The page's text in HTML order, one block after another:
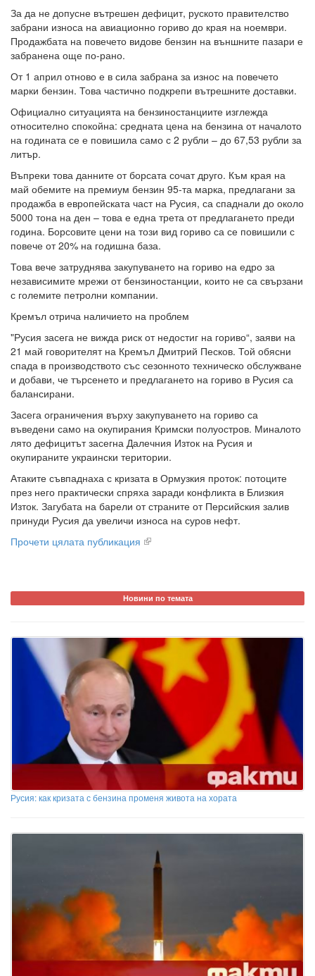
За да не допусне вътрешен дефицит, руското правителство
забрани износа на авиационно гориво до края на ноември.
Продажбата на повечето видове бензин на външните пазари е
забранена още по-рано.
От 1 април отново е в сила забрана за износ на повечето
марки бензин. Това частично подкрепи вътрешните доставки.
Официално ситуацията на бензиностанциите изглежда
относително спокойна: средната цена на бензина от началото
на годината се е повишила само с 2 рубли – до 67,53 рубли за
литър.
Въпреки това данните от борсата сочат друго. Към края на
май обемите на премиум бензин 95-та марка, предлагани за
продажба в европейската част на Русия, са спаднали до около
5000 тона на ден – това е една трета от предлагането преди
година. Борсовите цени на този вид гориво са се повишили с
повече от 20% на годишна база.
Това вече затруднява закупуването на гориво на едро за
независимите мрежи от бензиностанции, които не са свързани
с големите петролни компании.
Кремъл отрича наличието на проблем
"Русия засега не вижда риск от недостиг на гориво“, заяви на
21 май говорителят на Кремъл Дмитрий Песков. Той обясни
спада в производството със сезонното техническо обслужване
и добави, че търсенето и предлагането на гориво в Русия са
балансирани.
Засега ограничения върху закупуването на гориво са
въведени само на окупирания Кримски полуостров. Миналото
лято дефицитът засегна Далечния Изток на Русия и
окупираните украински територии.
Атаките съвпаднаха с кризата в Ормузкия проток: потоците
през него практически спряха заради конфликта в Близкия
Изток. Загубата на барели от страните от Персийския залив
принуди Русия да увеличи износа на суров нефт.
Прочети цялата публикация
Новини по темата
Русия: как кризата с бензина променя живота на хората